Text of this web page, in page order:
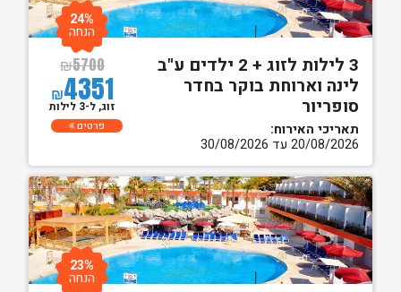
3 לילות לזוג + 2 ילדים ע"ב
לינה וארוחת בוקר בחדר
סופריור
תאריכי האירוח:
20/08/2026 עד 30/08/2026
₪5700
₪4351
24%
הנחה
זוג, ל-3 לילות
פרטים
23%
הנחה